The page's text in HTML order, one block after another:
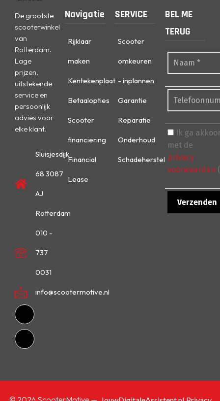
De grootste
scooterwinkel
van
Rotterdam.
Lage
prijzen,
uitstekende
service en
persoonlijk
advies voor
elke klant.
Sluisjesdijk
68 3087
AJ
Rotterdam
010 -
737
0031
info@scootermotive.nl
Navigatie
Rijklaar
maken
Kentekenplaat
Betaalopties
Scooter
financiering
Financial
Lease
SERVICE
Scooter
omkeuren
- inplannen
Garantie
Reparatie
Onderhoud
Schadeherstel
BEL ME
TERUG
Ik ga
met de
privacy
voorwaarden